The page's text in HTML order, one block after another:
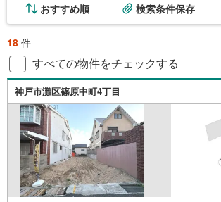
おすすめ順 検索条件保存
18 件
すべての物件をチェックする
神戸市灘区篠原中町4丁目